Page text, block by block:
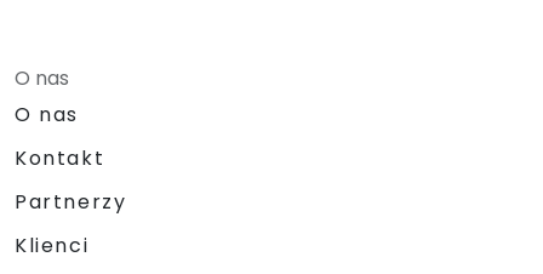
O nas
O nas
Kontakt
Partnerzy
Klienci